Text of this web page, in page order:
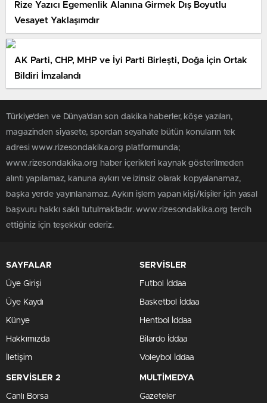
Rize Yazıcı Egemenlik Alanına Girmek Dış Boyutlu
Vesayet Yaklaşımdır
AK Parti, CHP, MHP ve İyi Parti Birleşti, Doğa İçin Ortak
Bildiri İmzalandı
Türkiye'den ve Dünya’dan son dakika haberler, köşe yazıları,
magazinden siyasete, spordan seyahate bütün konuların tek
adresi www.rizesondakika.org platformunda;
www.rizesondakika.org haber içerikleri kaynak gösterilmeden
alıntı yapılamaz, kanuna aykırı ve izinsiz olarak kopyalanamaz,
başka yerde yayınlanamaz. Aykırı işlem yapan kişi/kişiler için yasal
başvuru hakkı saklı tutulmaktadır. www.rizesondakika.org tercih
ettiğiniz için teşekkür ederiz.
SAYFALAR
Üye Girişi
Üye Kaydı
Künye
Hakkımızda
İletişim
SERVİSLER
Futbol İddaa
Basketbol İddaa
Hentbol İddaa
Bilardo İddaa
Voleybol İddaa
SERVİSLER 2
Canlı Borsa
MULTİMEDYA
Gazeteler